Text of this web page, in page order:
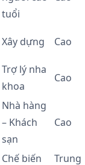
tuổi
Xây dựng Cao
Trợ lý nha
khoa
Cao
Nhà hàng
– Khách
sạn
Cao
Chế biến
Trung